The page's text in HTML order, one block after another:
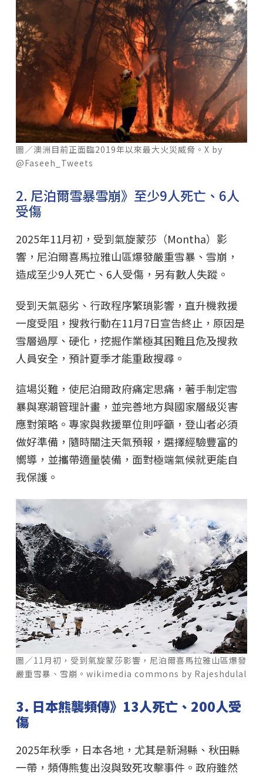
圖／澳洲目前正面臨2019年以來最大火災威脅。X by
@Faseeh_Tweets
2. 尼泊爾雪暴雪崩》至少9人死亡、6人
受傷
2025年11月初，受到氣旋蒙莎（Montha）影
響，尼泊爾喜馬拉雅山區爆發嚴重雪暴、雪崩，
造成至少9人死亡、6人受傷，另有數人失蹤。
受到天氣惡劣、行政程序繁瑣影響，直升機救援
一度受阻，搜救行動在11月7日宣告終止，原因是
雪層過厚、硬化，挖掘作業極其困難且危及搜救
人員安全，預計夏季才能重啟搜尋。
這場災難，使尼泊爾政府痛定思痛，著手制定雪
暴與寒潮管理計畫，並完善地方與國家層級災害
應對策略。專家與救援單位則呼籲，登山者必須
做好準備，隨時關注天氣預報，選擇經驗豐富的
嚮導，並攜帶適量裝備，面對極端氣候就更能自
我保護。
圖／11月初，受到氣旋蒙莎影響，尼泊爾喜馬拉雅山區爆發
嚴重雪暴、雪崩。wikimedia commons by Rajeshdulal
3. 日本熊襲頻傳》13人死亡、200人受
傷
2025年秋季，日本各地，尤其是新潟縣、秋田縣
一帶，頻傳熊隻出沒與致死攻擊事件。政府雖然